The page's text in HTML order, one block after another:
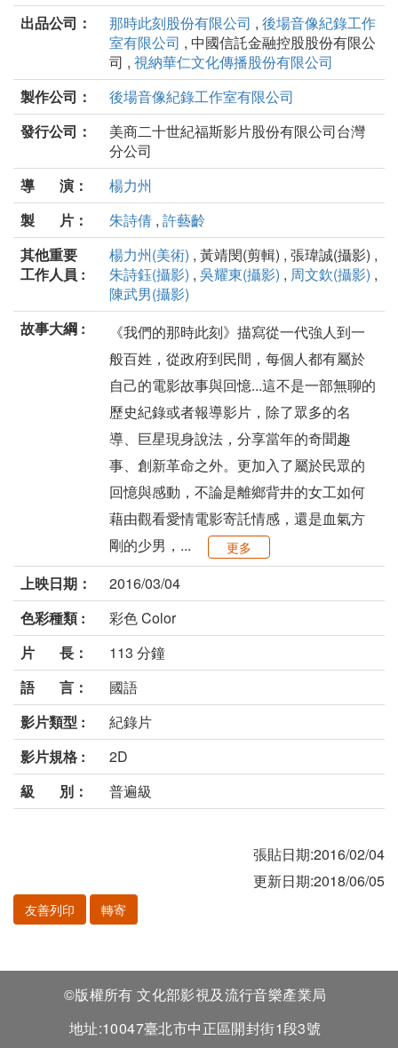
出品公司：
那時此刻股份有限公司 , 後場音像紀錄工作
室有限公司 , 中國信託金融控股股份有限公
司 , 視納華仁文化傳播股份有限公司
製作公司：
後場音像紀錄工作室有限公司
發行公司：
美商二十世紀福斯影片股份有限公司台灣
分公司
導 演：
楊力州
製 片：
朱詩倩 , 許藝齡
其他重要
工作人員 :
楊力州(美術) , 黃靖閔(剪輯) , 張瑋誠(攝影) ,
朱詩鈺(攝影) , 吳耀東(攝影) , 周文欽(攝影) ,
陳武男(攝影)
故事大綱 :
《我們的那時此刻》描寫從一代強人到一
般百姓，從政府到民間，每個人都有屬於
自己的電影故事與回憶...這不是一部無聊的
歷史紀錄或者報導影片，除了眾多的名
導、巨星現身說法，分享當年的奇聞趣
事、創新革命之外。更加入了屬於民眾的
回憶與感動，不論是離鄉背井的女工如何
藉由觀看愛情電影寄託情感，還是血氣方
剛的少男，...
更多
上映日期：
2016/03/04
色彩種類 :
彩色 Color
片 長：
113 分鐘
語 言：
國語
影片類型 :
紀錄片
影片規格 :
2D
級 別：
普遍級
張貼日期:2016/02/04
更新日期:2018/06/05
友善列印 轉寄
©版權所有 文化部影視及流行音樂產業局
地址:10047臺北市中正區開封街1段3號